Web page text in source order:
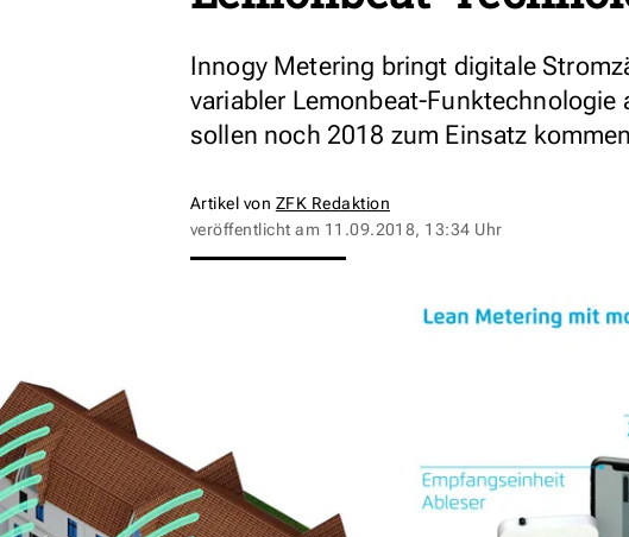
Innogy Metering bringt digitale
variabler Lemonbeat-Funktechnologie
sollen noch 2018 zum Einsatz
Artikel von ZFK Redaktion
veröffentlicht am 11.09.2018, 13:34 Uhr